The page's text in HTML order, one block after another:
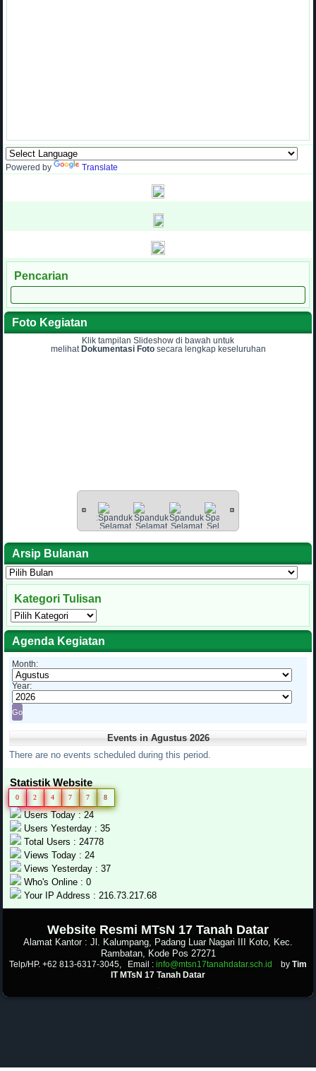
Powered by Translate
Pencarian
Foto Kegiatan
Klik tampilan Slideshow di bawah untuk
melihat Dokumentasi Fotosecara lengkap keseluruhan
Arsip Bulanan
Arsip
Bulanan
Kategori Tulisan
Kategori
Tulisan
Agenda Kegiatan
Month:
Year:
Events in Agustus 2026
There are no events scheduled during this period.
Statistik Website
0 2 4 7 7 8
Users Today : 24
Users Yesterday : 35
Total Users : 24778
Views Today : 24
Views Yesterday : 37
Who's Online : 0
Your IP Address : 216.73.217.68
.
Website Resmi MTsN 17 Tanah Datar
Alamat Kantor : Jl. Kalumpang, Padang Luar Nagari III Koto, Kec.
Rambatan, Kode Pos 27271
Telp/HP. +62 813-6317-3045, Email : info@mtsn17tanahdatar.sch.id by Tim
IT MTsN 17 Tanah Datar
.